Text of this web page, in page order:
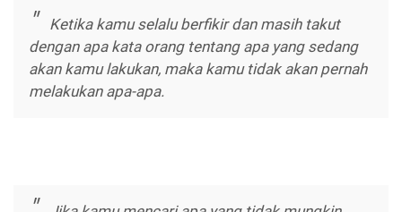
Ketika kamu selalu berfikir dan masih takut
dengan apa kata orang tentang apa yang sedang
akan kamu lakukan, maka kamu tidak akan pernah
melakukan apa-apa.